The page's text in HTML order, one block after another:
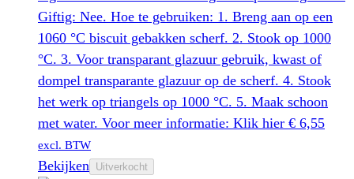
Giftig: Nee. Hoe te gebruiken: 1. Breng aan op een
1060 °C biscuit gebakken scherf. 2. Stook op 1000
°C. 3. Voor transparant glazuur gebruik, kwast of
dompel transparante glazuur op de scherf. 4. Stook
het werk op triangels op 1000 °C. 5. Maak schoon
met water. Voor meer informatie: Klik hier € 6,55
excl. BTW
Bekijken Uitverkocht